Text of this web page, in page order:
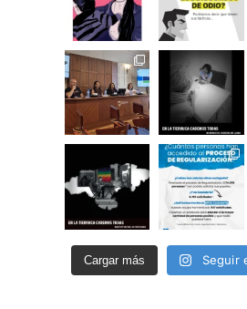
Cargar más Seguir